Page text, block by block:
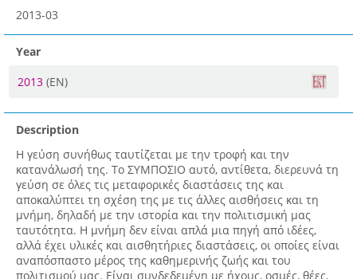
2013-03
Year
2013 (EN)
Description
Η γεύση συνήθως ταυτίζεται με την τροφή και την
κατανάλωσή της. Το ΣΥΜΠΟΣΙΟ αυτό, αντίθετα, διερευνά τη
γεύση σε όλες τις μεταφορικές διαστάσεις της και
αποκαλύπτει τη σχέση της με τις άλλες αισθήσεις και τη
μνήμη, δηλαδή με την ιστορία και την πολιτισμική μας
ταυτότητα. Η μνήμη δεν είναι απλά μια πηγή από ιδέες,
αλλά έχει υλικές και αισθητήριες διαστάσεις, οι οποίες είναι
αναπόσπαστο μέρος της καθημερινής ζωής και του
πολιτισμού μας. Είναι συνδεδεμένη με ήχους, οσμές, θέες,